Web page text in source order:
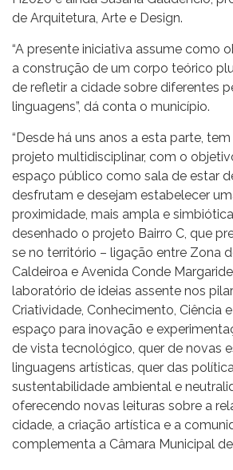
de Arquitetura, Arte e Design.
“A presente iniciativa assume como
a construção de um corpo teórico
de refletir a cidade sobre diferentes
linguagens”, dá conta o município.
“Desde há uns anos a esta parte,
projeto multidisciplinar, com o
espaço público como sala de estar
desfrutam e desejam estabelecer
proximidade, mais ampla e
desenhado o projeto Bairro C, que
se no território – ligação entre Zona
Caldeiroa e Avenida Conde
laboratório de ideias assente nos
Criatividade, Conhecimento, Ciência
espaço para inovação e
de vista tecnológico, quer de novas
linguagens artísticas, quer das
sustentabilidade ambiental e
oferecendo novas leituras sobre a
cidade, a criação artística e a
complementa a Câmara Municipal